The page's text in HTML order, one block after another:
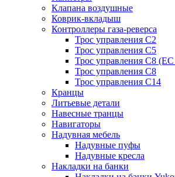
Клапана воздушные
Коврик-вкладыш
Контроллеры газа-реверса
Трос управления C2
Трос управления C5
Трос управления C8 (ЕС
Трос управления C8
Трос управления C14
Кранцы
Литьевые детали
Навесные транцы
Навигаторы
Надувная мебель
Надувные пуфы
Надувные кресла
Накладки на банки